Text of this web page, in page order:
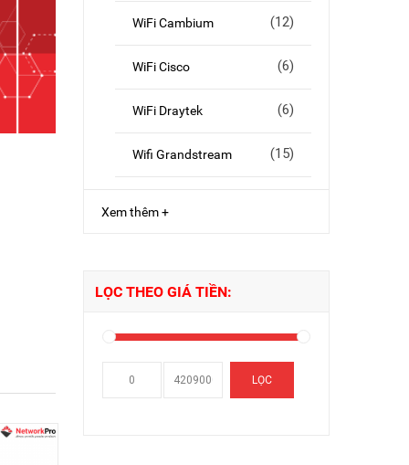
WiFi Cambium (12)
WiFi Cisco (6)
WiFi Draytek (6)
Wifi Grandstream (15)
Xem thêm +
LỌC THEO GIÁ TIỀN:
LỌC